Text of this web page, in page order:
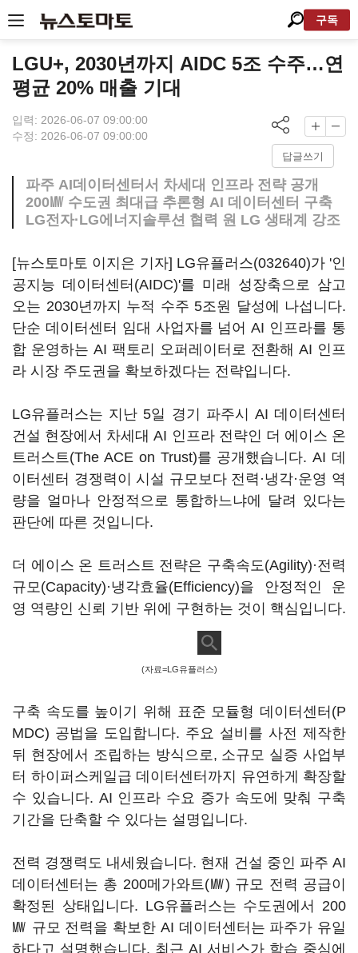
구독
LGU+, 2030년까지 AIDC 5조 수주…연
평균 20% 매출 기대
입력: 2026-06-07 09:00:00
수정: 2026-06-07 09:00:00
답글쓰기
파주 AI데이터센터서 차세대 인프라 전략 공개
200㎿ 수도권 최대급 추론형 AI 데이터센터 구축
LG전자·LG에너지솔루션 협력 원 LG 생태계 강조
[뉴스토마토 이지은 기자] LG유플러스(032640)가 '인
공지능 데이터센터(AIDC)'를 미래 성장축으로 삼고
오는 2030년까지 누적 수주 5조원 달성에 나섭니다.
단순 데이터센터 임대 사업자를 넘어 AI 인프라를 통
합 운영하는 AI 팩토리 오퍼레이터로 전환해 AI 인프
라 시장 주도권을 확보하겠다는 전략입니다.
LG유플러스는 지난 5일 경기 파주시 AI 데이터센터
건설 현장에서 차세대 AI 인프라 전략인 더 에이스 온
트러스트(The ACE on Trust)를 공개했습니다. AI 데
이터센터 경쟁력이 시설 규모보다 전력·냉각·운영 역
량을 얼마나 안정적으로 통합하느냐에 달려 있다는
판단에 따른 것입니다.
더 에이스 온 트러스트 전략은 구축속도(Agility)·전력
규모(Capacity)·냉각효율(Efficiency)을 안정적인 운
영 역량인 신뢰 기반 위에 구현하는 것이 핵심입니다.
(자료=LG유플러스)
구축 속도를 높이기 위해 표준 모듈형 데이터센터(P
MDC) 공법을 도입합니다. 주요 설비를 사전 제작한
뒤 현장에서 조립하는 방식으로, 소규모 실증 사업부
터 하이퍼스케일급 데이터센터까지 유연하게 확장할
수 있습니다. AI 인프라 수요 증가 속도에 맞춰 구축
기간을 단축할 수 있다는 설명입니다.
전력 경쟁력도 내세웠습니다. 현재 건설 중인 파주 AI
데이터센터는 총 200메가와트(㎿) 규모 전력 공급이
확정된 상태입니다. LG유플러스는 수도권에서 200
㎿ 규모 전력을 확보한 AI 데이터센터는 파주가 유일
하다고 설명했습니다. 최근 AI 서비스가 학습 중심에